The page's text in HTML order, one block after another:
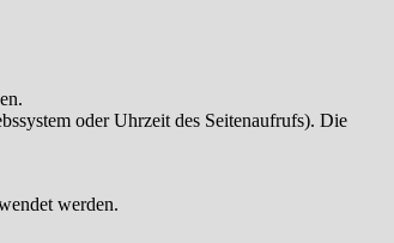
oder Uhrzeit des Seitenaufrufs). Die
werden.